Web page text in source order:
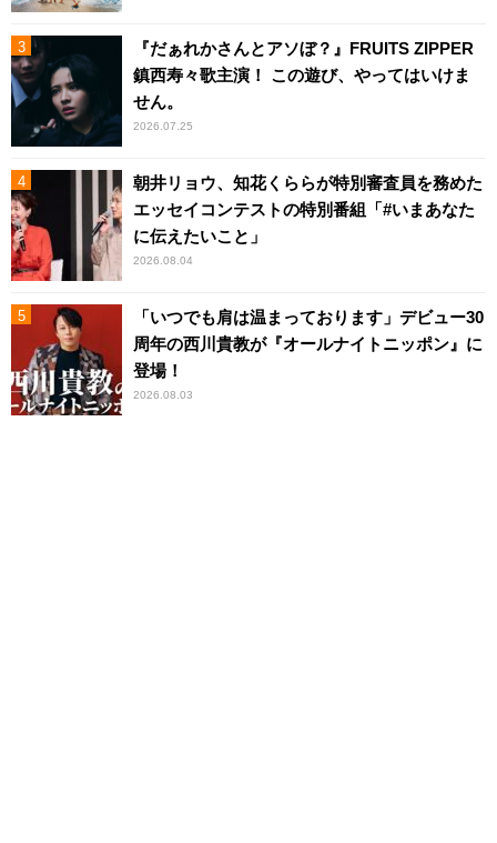
『だぁれかさんとアソぼ？』FRUITS ZIPPER
鎮西寿々歌主演！ この遊び、やってはいけま
せん。
2026.07.25
朝井リョウ、知花くららが特別審査員を務めた
エッセイコンテストの特別番組「#いまあなた
に伝えたいこと」
2026.08.04
「いつでも肩は温まっております」デビュー30
周年の西川貴教が『オールナイトニッポン』に
登場！
2026.08.03